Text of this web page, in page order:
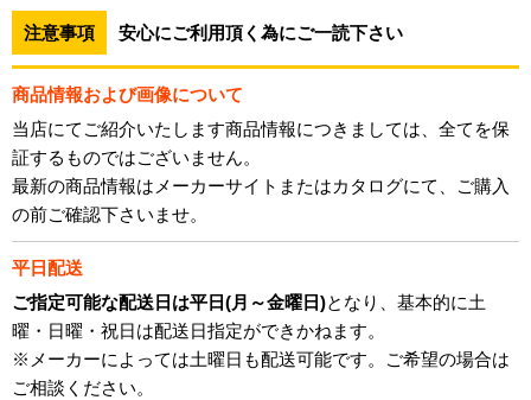
注意事項 安心にご利用頂く為にご一読下さい
商品情報および画像について
当店にてご紹介いたします商品情報につきましては、全てを保
証するものではございません。
最新の商品情報はメーカーサイトまたはカタログにて、ご購入
の前ご確認下さいませ。
平日配送
ご指定可能な配送日は平日(月～金曜日)となり、基本的に土
曜・日曜・祝日は配送日指定ができかねます。
※メーカーによっては土曜日も配送可能です。ご希望の場合は
ご相談ください。